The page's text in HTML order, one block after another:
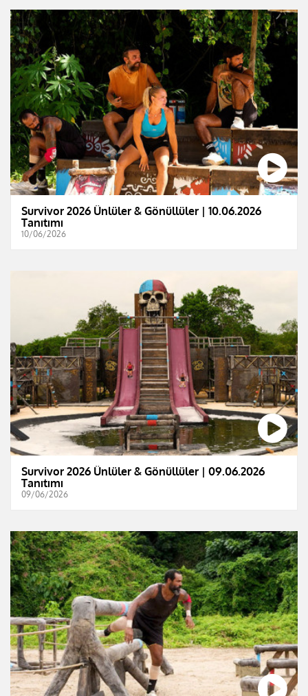
Survivor 2026 Ünlüler & Gönüllüler | 10.06.2026
Tanıtımı
10/06/2026
Survivor 2026 Ünlüler & Gönüllüler | 09.06.2026
Tanıtımı
09/06/2026